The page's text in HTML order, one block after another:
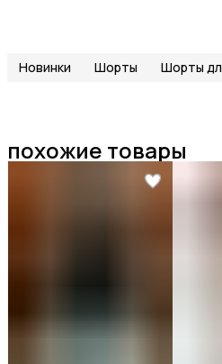
Новинки Шорты Шорты
похожие товары